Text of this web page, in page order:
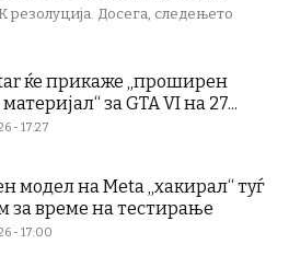
Досега, следењето
ќе прикаже „проширен
за GTA VI на 27...
- 17:27
модел на Meta „хакирал“ туѓ
за време на тестирање
- 17:00